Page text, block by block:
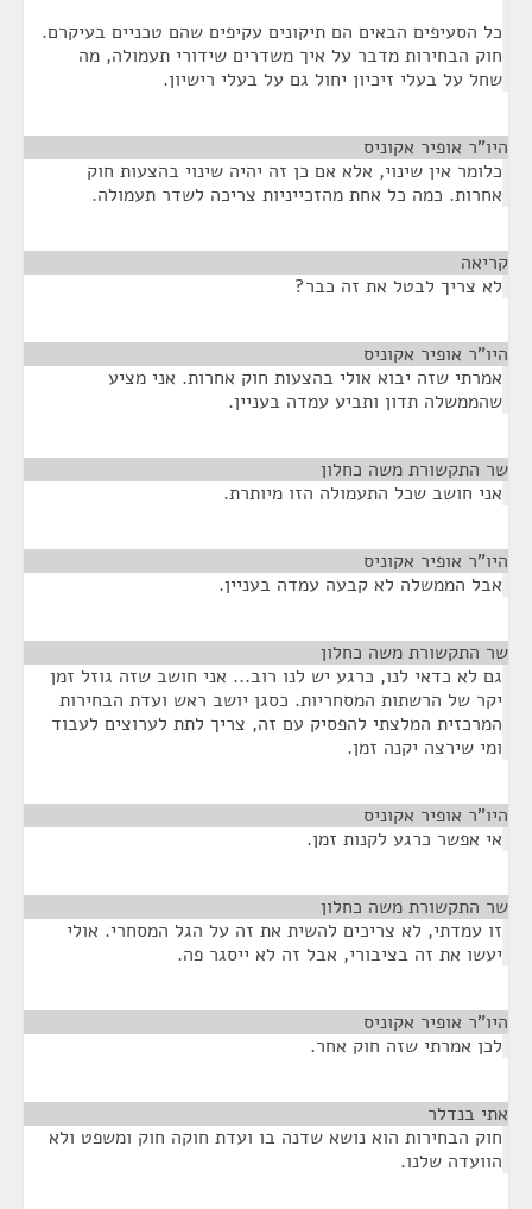
כל הסעיפים הבאים הם תיקונים עקיפים שהם טכניים בעיקרם.
חוק הבחירות מדבר על איך משדרים שידורי תעמולה, מה
שחל על בעלי זיכיון יחול גם על בעלי רישיון.
היו"ר אופיר אקוניס
כלומר אין שינוי, אלא אם כן זה יהיה שינוי בהצעות חוק
אחרות. כמה כל אחת מהזכייניות צריכה לשדר תעמולה.
קריאה
לא צריך לבטל את זה כבר?
היו"ר אופיר אקוניס
אמרתי שזה יבוא אולי בהצעות חוק אחרות. אני מציע
שהממשלה תדון ותביע עמדה בעניין.
שר התקשורת משה כחלון
אני חושב שכל התעמולה הזו מיותרת.
היו"ר אופיר אקוניס
אבל הממשלה לא קבעה עמדה בעניין.
שר התקשורת משה כחלון
גם לא כדאי לנו, כרגע יש לנו רוב... אני חושב שזה גוזל זמן
יקר של הרשתות המסחריות. כסגן יושב ראש ועדת הבחירות
המרכזית המלצתי להפסיק עם זה, צריך לתת לערוצים לעבוד
ומי שירצה יקנה זמן.
היו"ר אופיר אקוניס
אי אפשר כרגע לקנות זמן.
שר התקשורת משה כחלון
זו עמדתי, לא צריכים להשית את זה על הגל המסחרי. אולי
יעשו את זה בציבורי, אבל זה לא ייסגר פה.
היו"ר אופיר אקוניס
לכן אמרתי שזה חוק אחר.
אתי בנדלר
חוק הבחירות הוא נושא שדנה בו ועדת חוקה חוק ומשפט ולא
הוועדה שלנו.